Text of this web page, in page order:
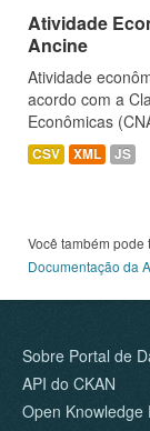
Atividade
Ancine
Atividade
acordo com a
Econômicas
CSV XML JS
Você também pode
Documentação da
Sobre Portal de
API do CKAN
Open Knowledge